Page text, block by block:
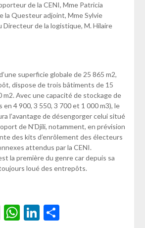
de la CENI, Mme Patricia
la Questeur adjoint, Mme Sylvie
Directeur de la logistique, M. Hilaire
superficie globale de 25 865 m2,
dispose de trois bâtiments de 15
m2. Avec une capacité de stockage de
en 4 900, 3 550, 3 700 et 1 000 m3), le
l’avantage de désengorger celui situé
de N’Djili, notamment, en prévision
des kits d’enrôlement des électeurs
attendus par la CENI.
la première du genre car depuis sa
loué des entrepôts.
EmailWhatsApp
LinkedIn
Partager